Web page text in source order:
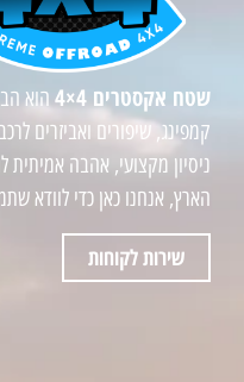
שטח אקסטרים 4×4
הוא
קמפינג, שיפורים ואביזרים
ניסיון מקצועי, אהבה
הארץ, אנחנו כאן כדי לוודא
שירות לקוחות